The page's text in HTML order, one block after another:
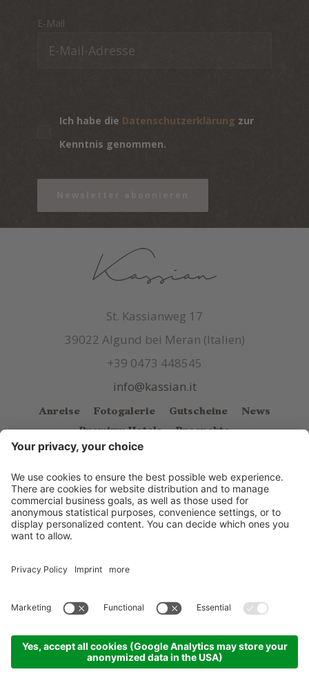
E-Mail
Ich habe die Datenschutzerklärung zur
Kenntnis genommen.
St. Kassianweg 17
39022 Algund bei Meran (Italien)
+39 0473 448545
info@kassian.it
Anreise Fotogalerie Gutscheine
News
Premium Hotels
Prospekte
© Kassian CIN: IT021038A1FXQUMHJW
.
Datenschutzerklärung.produced by